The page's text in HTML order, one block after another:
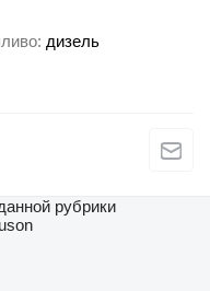
дизель
рубрики